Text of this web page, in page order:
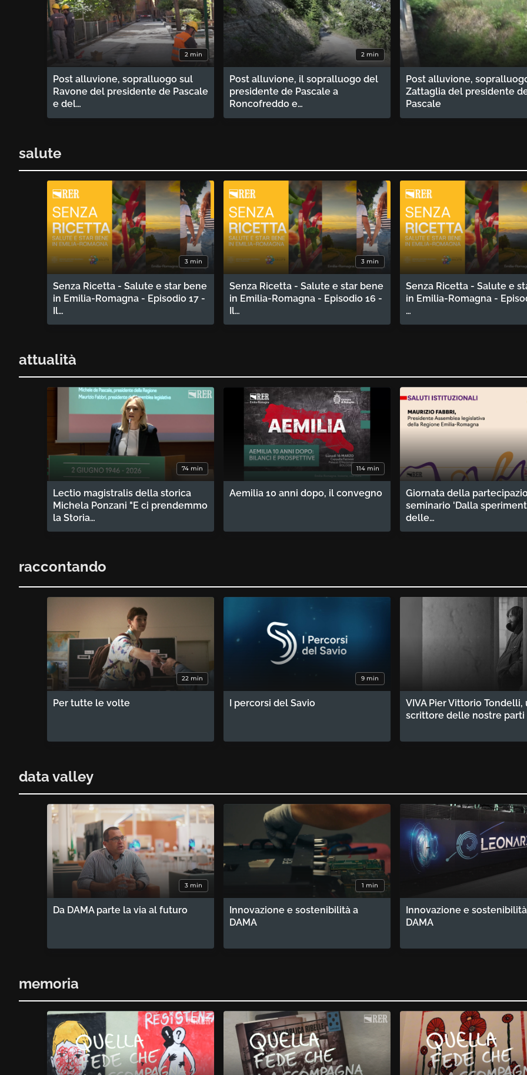
2 min
Post alluvione, sopralluogo sul
Ravone del presidente de Pascale
e del…
2 min
Post alluvione, il sopralluogo del
presidente de Pascale a
Roncofreddo e…
Post alluvione,
Zattaglia del presidente
Pascale
salute
3 min
Senza Ricetta - Salute e star bene
in Emilia-Romagna - Episodio 17 -
Il…
3 min
Senza Ricetta - Salute e star bene
in Emilia-Romagna - Episodio 16 -
Il…
Senza Ricetta - Salute e
in Emilia-Romagna -
…
attualità
74 min
Lectio magistralis della storica
Michela Ponzani "E ci prendemmo
la Storia…
114 min
Aemilia 10 anni dopo, il convegno
Giornata della
seminario 'Dalla
delle…
raccontando
22 min
Per tutte le volte
9 min
I percorsi del Savio
VIVA Pier Vittorio Tondelli,
scrittore delle nostre parti
data valley
3 min
Da DAMA parte la via al futuro
1 min
Innovazione e sostenibilità a
DAMA
Innovazione e
DAMA
memoria